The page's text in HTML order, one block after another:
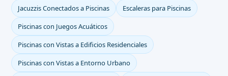
Jacuzzis Conectados a Piscinas
Escaleras para Piscinas
Piscinas con Juegos Acuáticos
Piscinas con Vistas a Edificios Residenciales
Piscinas con Vistas a Entorno Urbano